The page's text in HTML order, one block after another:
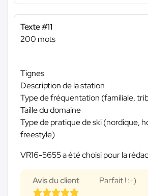
Texte #11
200 mots
Tignes
Description de la station
Type de fréquentation (familiale,
Taille du domaine
Type de pratique de ski (nordique,
freestyle)
VR16-5655 a été choisi pour la
Avis du client Parfait ! :-)